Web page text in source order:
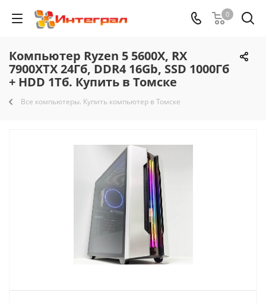
0
Компьютер Ryzen 5 5600X, RX
7900XTX 24Гб, DDR4 16Gb, SSD 1000Гб
+ HDD 1Тб. Купить в Томске
Все компьютеры. Купить компьютер в Томске